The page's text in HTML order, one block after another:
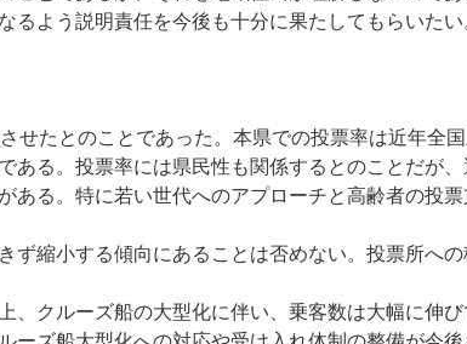
よう説明責任を今後も十分に果たしてもらいたい
せたとのことであった。本県での投票率は近年全
ある。投票率には県民性も関係するとのことだが
る。特に若い世代へのアプローチと高齢者の投票
ず縮小する傾向にあることは否めない。投票所へ
、クルーズ船の大型化に伴い、乗客数は大幅に伸